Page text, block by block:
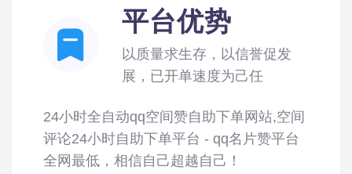
平台优势
以质量求生存，以信誉促发
展，已开单速度为己任
24小时全自动qq空间赞自助下单网站,空间
评论24小时自助下单平台 - qq名片赞平台
全网最低，相信自己超越自己！